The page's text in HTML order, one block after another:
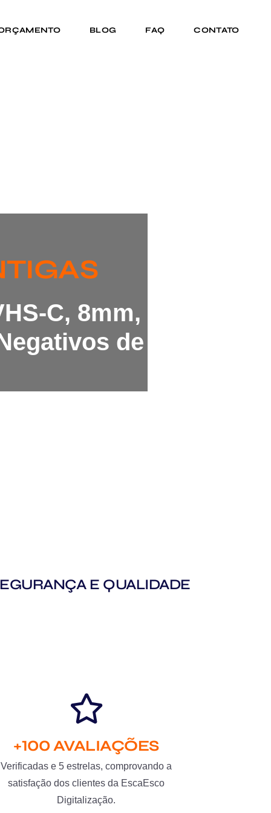
BLOG FAQ CONTATO
C, 8mm,
de
E QUALIDADE
+100 AVALIAÇÕES
Verificadas e 5 estrelas, comprovando a
satisfação dos clientes da EscaEsco
Digitalização.